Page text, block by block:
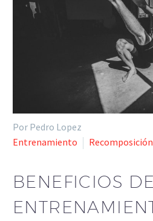
Por Pedro Lopez
Entrenamiento
BENEFICIOS